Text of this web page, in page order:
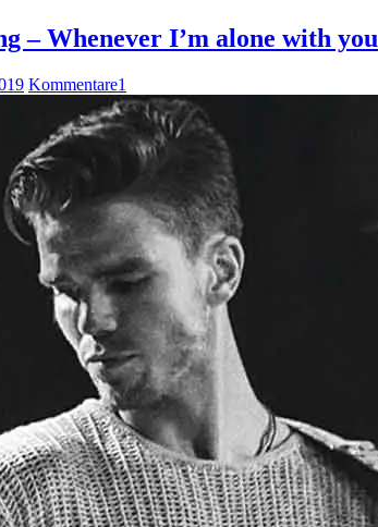
– Whenever I’m alone with you
Kommentare1